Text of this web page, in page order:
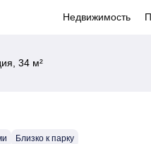
Недвижимость
34 м²
Близко к парку